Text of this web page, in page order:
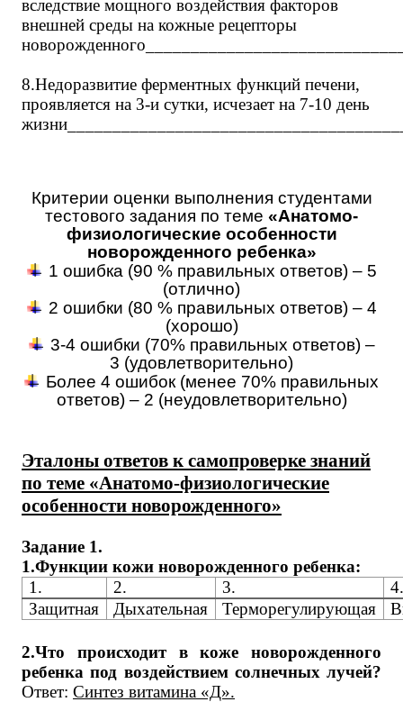
вследствие мощного воздействия факторов
внешней среды на кожные рецепторы
8.Недоразвитие ферментных функций печени,
проявляется на 3-и сутки, исчезает на 7-10 день
Критерии оценки выполнения студентами
тестового задания по теме «Анатомо-
физиологические особенности
новорожденного ребенка»
1 ошибка (90 % правильных ответов) – 5
(отлично)
2 ошибки (80 % правильных ответов) – 4
(хорошо)
3-4 ошибки (70% правильных ответов) –
3 (удовлетворительно)
Более 4 ошибок (менее 70% правильных
ответов) – 2 (неудовлетворительно)
Эталоны ответов к самопроверке знаний
по теме «Анатомо-физиологические
особенности новорожденного»
Задание 1.
1.Функции кожи новорожденного ребенка:
1.
2. 3.
Защитная
Дыхательная Терморегулирующая
2.Что происходит в коже новорожденного
ребенка под воздействием солнечных лучей?
Ответ: Синтез витамина «Д».